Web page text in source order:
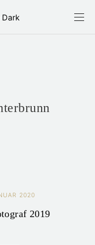
2020
2019